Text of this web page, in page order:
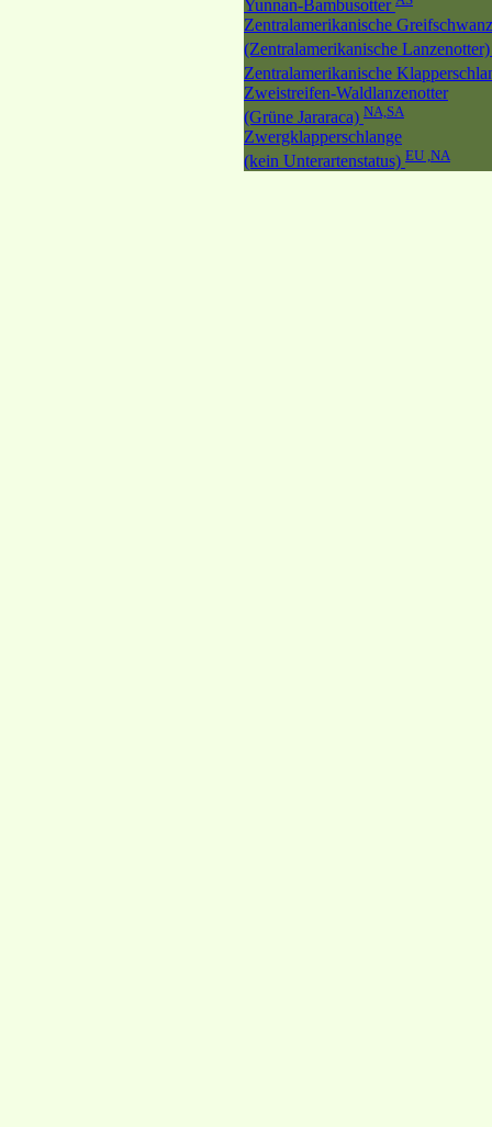
Yunnan-Bambusotter
Zentralamerikanische
(Zentralamerikanische
Zentralamerikanische
Zweistreifen-Waldlanzenotter
(Grüne Jararaca) NA,SA
Zwergklapperschlange
(kein Unterartenstatus) EU ,NA